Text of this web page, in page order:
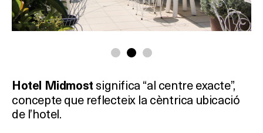
Hotel Midmost significa “al centre exacte”,
concepte que reflecteix la cèntrica ubicació
de l’hotel.